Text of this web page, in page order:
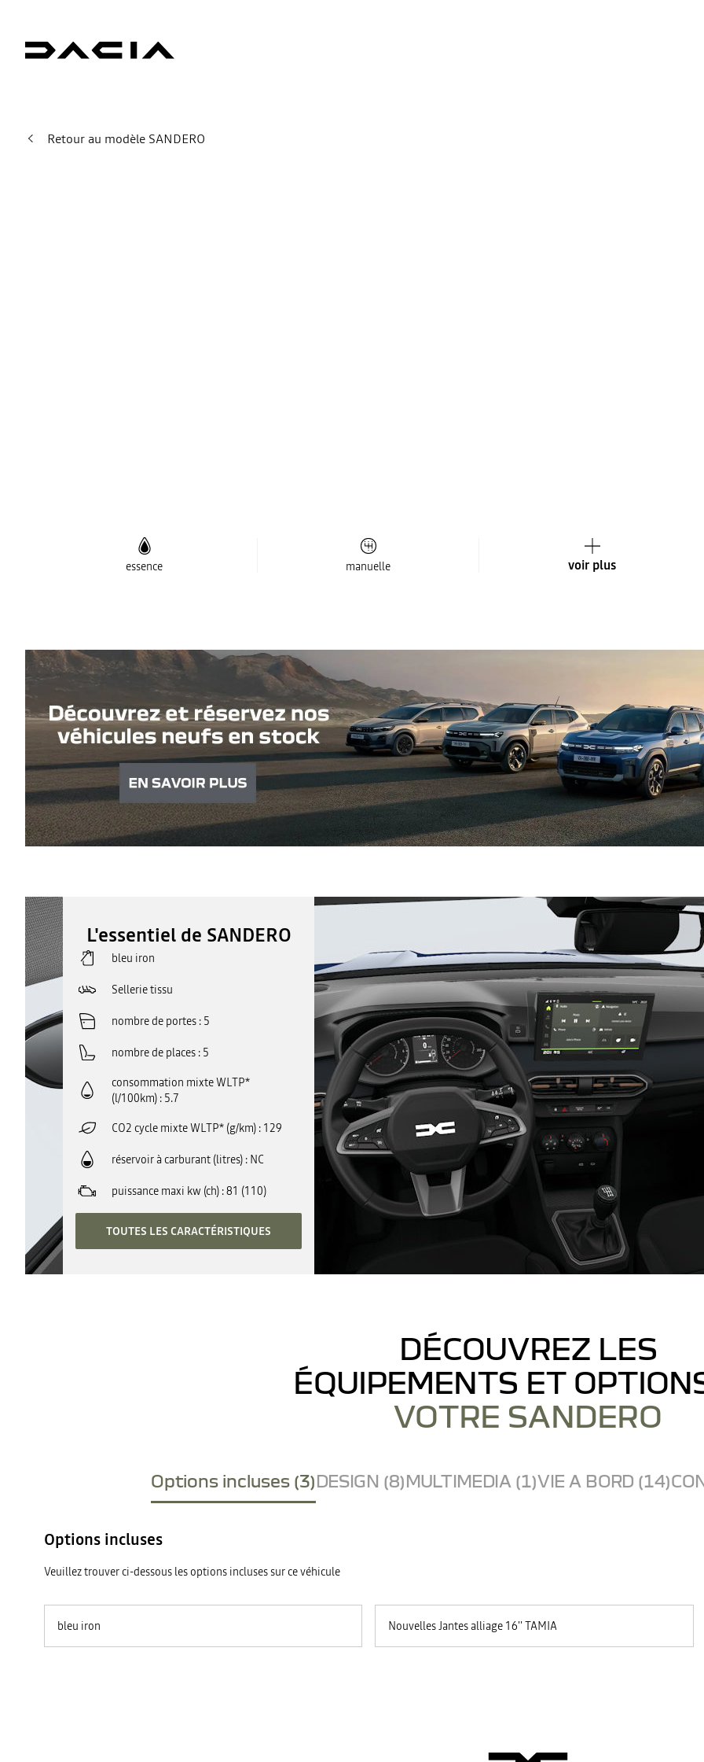
Retour au modèle SANDERO
essence manuelle voir plus
L'essentiel de SANDERO
bleu iron
Sellerie tissu
nombre de portes 5
nombre de places 5
consommation mixte WLTP*
(l/100km) 5.7
CO2 cycle mixte WLTP* (g/km) 129
réservoir à carburant (litres) NC
puissance maxi kw (ch) 81 (110)
TOUTES LES CARACTÉRISTIQUES
DÉCOUVREZ LES
ÉQUIPEMENTS ET
VOTRE SANDERO
Options incluses (3)DESIGN (8)MULTIMEDIA (1)VIE A BORD (14)
Options incluses
Veuillez trouver ci-dessous les options incluses sur ce véhicule
bleu iron Nouvelles Jantes alliage 16'' TAMIA